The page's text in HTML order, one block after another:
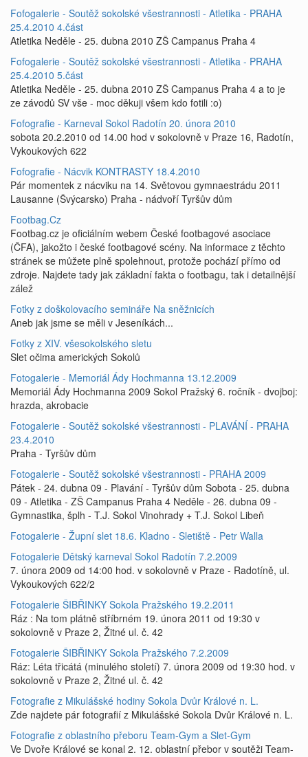
Fofogalerie - Soutěž sokolské všestrannosti - Atletika - PRAHA
25.4.2010 4.část
Atletika Neděle - 25. dubna 2010 ZŠ Campanus Praha 4
Fofogalerie - Soutěž sokolské všestrannosti - Atletika - PRAHA
25.4.2010 5.část
Atletika Neděle - 25. dubna 2010 ZŠ Campanus Praha 4 a to je
ze závodů SV vše - moc děkuji všem kdo fotili :o)
Fofografie - Karneval Sokol Radotín 20. února 2010
sobota 20.2.2010 od 14.00 hod v sokolovně v Praze 16, Radotín,
Vykoukových 622
Fofografie - Nácvik KONTRASTY 18.4.2010
Pár momentek z nácviku na 14. Světovou gymnaestrádu 2011
Lausanne (Švýcarsko) Praha - nádvoří Tyršův dům
Footbag.Cz
Footbag.cz je oficiálním webem České footbagové asociace
(ČFA), jakožto i české footbagové scény. Na informace z těchto
stránek se můžete plně spolehnout, protože pochází přímo od
zdroje. Najdete tady jak základní fakta o footbagu, tak i detailnější
zálež
Fotky z doškolovacího semináře Na sněžnicích
Aneb jak jsme se měli v Jeseníkách...
Fotky z XIV. všesokolského sletu
Slet očima amerických Sokolů
Fotogalerie - Memoriál Ády Hochmanna 13.12.2009
Memoriál Ády Hochmanna 2009 Sokol Pražský 6. ročník - dvojboj:
hrazda, akrobacie
Fotogalerie - Soutěž sokolské všestrannosti - PLAVÁNÍ - PRAHA
23.4.2010
Praha - Tyršův dům
Fotogalerie - Soutěž sokolské všestrannosti - PRAHA 2009
Pátek - 24. dubna 09 - Plavání - Tyršův dům Sobota - 25. dubna
09 - Atletika - ZŠ Campanus Praha 4 Neděle - 26. dubna 09 -
Gymnastika, šplh - T.J. Sokol Vinohrady + T.J. Sokol Libeň
Fotogalerie - Župní slet 18.6. Kladno - Sletiště - Petr Walla
Fotogalerie Dětský karneval Sokol Radotín 7.2.2009
7. února 2009 od 14:00 hod. v sokolovně v Praze - Radotíně, ul.
Vykoukových 622/2
Fotogalerie ŠIBŘINKY Sokola Pražského 19.2.2011
Ráz : Na tom plátně stříbrném 19. února 2011 od 19:30 v
sokolovně v Praze 2, Žitné ul. č. 42
Fotogalerie ŠIBŘINKY Sokola Pražského 7.2.2009
Ráz: Léta třicátá (minulého století) 7. února 2009 od 19:30 hod. v
sokolovně v Praze 2, Žitné ul. č. 42
Fotografie z Mikulášské hodiny Sokola Dvůr Králové n. L.
Zde najdete pár fotografií z Mikulášské Sokola Dvůr Králové n. L.
Fotografie z oblastního přeboru Team-Gym a Slet-Gym
Ve Dvoře Králové se konal 2. 12. oblastní přebor v soutěži Team-